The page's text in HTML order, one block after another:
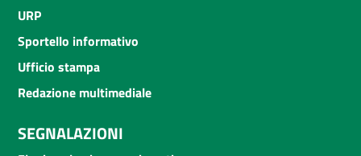
URP
Sportello informativo
Ufficio stampa
Redazione multimediale
SEGNALAZIONI